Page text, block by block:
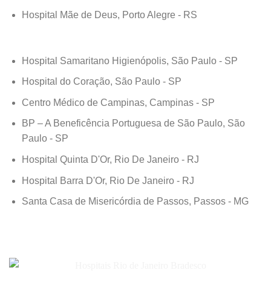
Hospital Mãe de Deus, Porto Alegre - RS
Hospital Samaritano Higienópolis, São Paulo - SP
Hospital do Coração, São Paulo - SP
Centro Médico de Campinas, Campinas - SP
BP – A Beneficência Portuguesa de São Paulo, São
Paulo - SP
Hospital Quinta D'Or, Rio De Janeiro - RJ
Hospital Barra D'Or, Rio De Janeiro - RJ
Santa Casa de Misericórdia de Passos, Passos - MG